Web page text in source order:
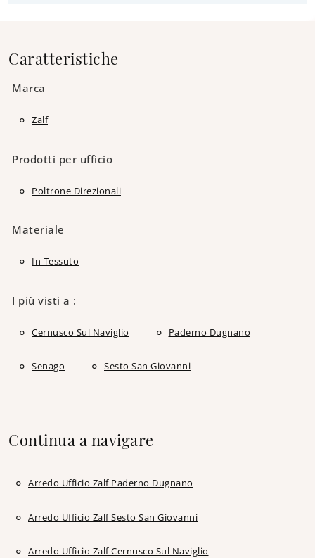
Caratteristiche
Marca
Zalf
Prodotti per ufficio
Poltrone Direzionali
Materiale
In Tessuto
I più visti a :
Cernusco Sul Naviglio Paderno Dugnano
Senago Sesto San Giovanni
Continua a navigare
Arredo Ufficio Zalf Paderno Dugnano
Arredo Ufficio Zalf Sesto San Giovanni
Arredo Ufficio Zalf Cernusco Sul Naviglio